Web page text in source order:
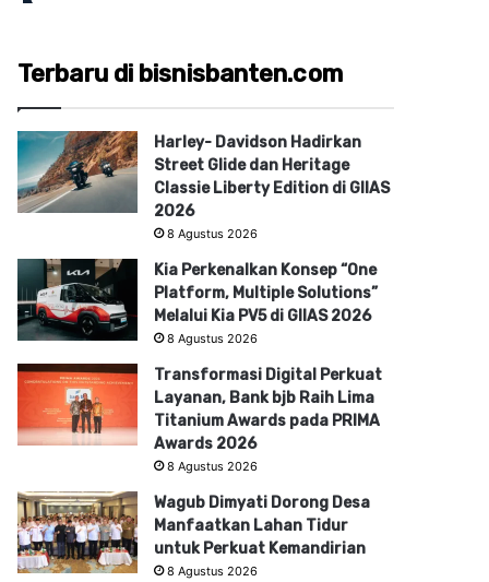
Terbaru di bisnisbanten.com
Harley- Davidson Hadirkan
Street Glide dan Heritage
Classie Liberty Edition di GIIAS
2026
8 Agustus 2026
Kia Perkenalkan Konsep “One
Platform, Multiple Solutions”
Melalui Kia PV5 di GIIAS 2026
8 Agustus 2026
Transformasi Digital Perkuat
Layanan, Bank bjb Raih Lima
Titanium Awards pada PRIMA
Awards 2026
8 Agustus 2026
Wagub Dimyati Dorong Desa
Manfaatkan Lahan Tidur
untuk Perkuat Kemandirian
8 Agustus 2026